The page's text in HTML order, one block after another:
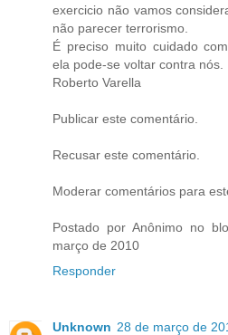
exercicio não vamos
não parecer terrorismo.
É preciso muito cuidado
ela pode-se voltar contra nós.
Roberto Varella
Publicar este comentário.
Recusar este comentário.
Moderar comentários para
Postado por Anônimo no
março de 2010
Responder
Unknown 28 de março de